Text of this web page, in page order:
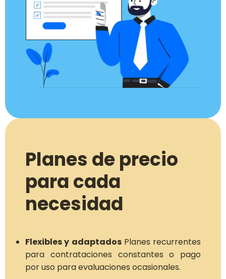
Planes de precio
para cada
necesidad
Flexibles y adaptadosPlanes recurrentes
para contrataciones constantes o pago
por uso para evaluaciones ocasionales.